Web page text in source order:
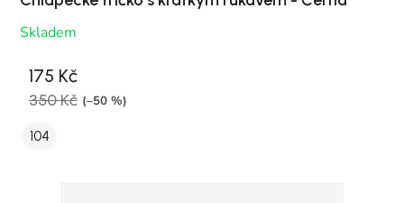
Skladem
175 Kč
350 Kč (–50 %)
104